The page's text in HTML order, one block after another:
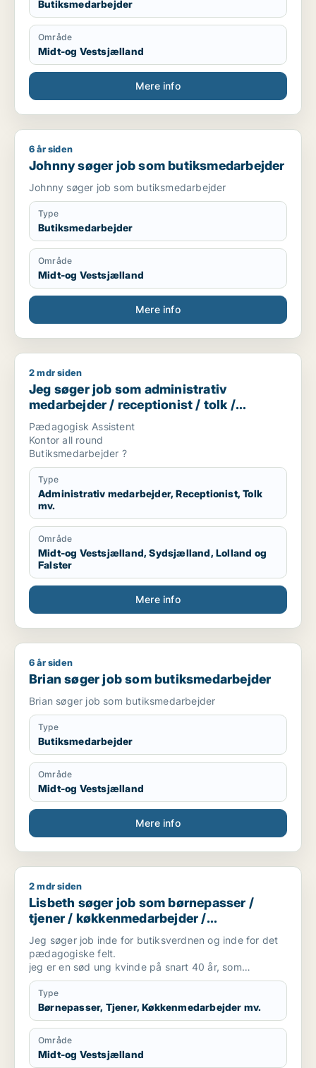
Butiksmedarbejder
Område
Midt-og Vestsjælland
Mere info
Johnny søger job som butiksmedarbejder
6 år siden
Johnny søger job som butiksmedarbejder
Johnny søger job som butiksmedarbejder
Type
Butiksmedarbejder
Område
Midt-og Vestsjælland
Mere info
Jeg søger job som administrativ medarbejder /
2 mdr siden
Jeg søger job som administrativ
medarbejder / receptionist / tolk /
børnepasser / butiksmedarbejder
Pædagogisk Assistent
Kontor all round
Butiksmedarbejder ?
Type
Administrativ medarbejder, Receptionist, Tolk
mv.
Område
Midt-og Vestsjælland, Sydsjælland, Lolland og
Falster
Mere info
Brian søger job som butiksmedarbejder
6 år siden
Brian søger job som butiksmedarbejder
Brian søger job som butiksmedarbejder
Type
Butiksmedarbejder
Område
Midt-og Vestsjælland
Mere info
Lisbeth søger job som børnepasser / tjener /
2 mdr siden
Lisbeth søger job som børnepasser /
tjener / køkkenmedarbejder /
butiksmedarbejder / blomsterhandler
Jeg søger job inde for butiksverdnen og inde for det
pædagogiske felt.
jeg er en sød ung kvinde på snart 40 år, som
desværre ikke har så meget arbejdserfaring, da jeg
har siddet på skolebænken det meste af mit liv, men
har dog været ude i en masse praktikker, hvor jeg har
fået afprøvet hvad det vil sige at være i butik.
Type
Børnepasser, Tjener, Køkkenmedarbejder mv.
Område
Midt-og Vestsjælland